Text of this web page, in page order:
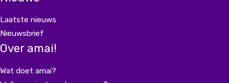
Laatste nieuws
Nieuwsbrief
Over amai!
Wat doet amai?